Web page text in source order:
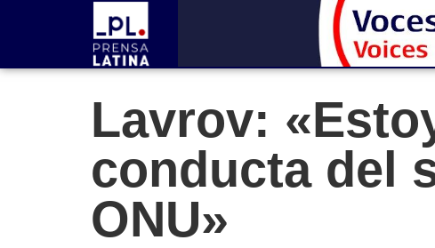
Lavrov:
conducta del
ONU»